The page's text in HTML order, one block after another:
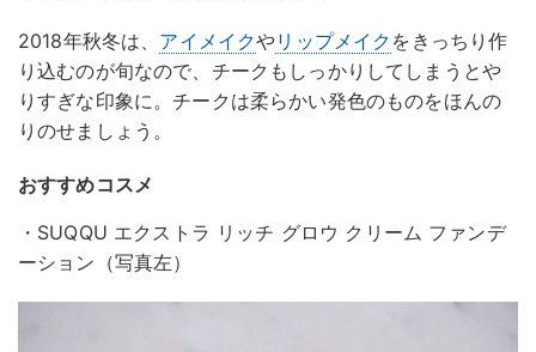
2018年秋冬は、 アイメイクやリップメイク をきっちり作
り込むのが旬なので、チークもしっかりしてしまうとや
りすぎな印象に。チークは柔らかい発色のものをほんの
りのせましょう。
おすすめコスメ
・SUQQU エクストラ リッチ グロウ クリーム ファンデ
ーション（写真左）